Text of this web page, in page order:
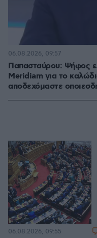
Παπασταύρου: Ψήφος
Meridiam για το
αποδεχόμαστε
06.08.2026, 09:57
06.08.2026, 09:55